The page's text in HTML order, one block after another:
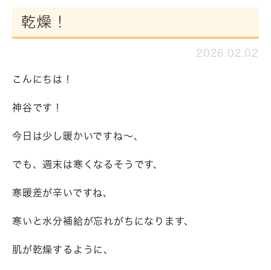
乾燥！
2026.02.02
こんにちは！
神谷です！
今日は少し暖かいですね～、
でも、週末は寒くなるそうです、
寒暖差が辛いですね、
寒いと水分補給が忘れがちになります、
肌が乾燥するように、